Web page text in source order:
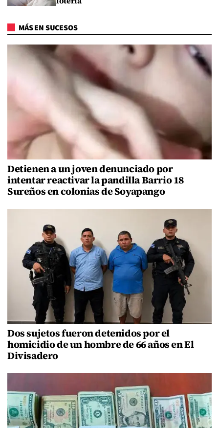
MÁS EN SUCESOS
Detienen a un joven denunciado por
intentar reactivar la pandilla Barrio 18
Sureños en colonias de Soyapango
Dos sujetos fueron detenidos por el
homicidio de un hombre de 66 años en El
Divisadero